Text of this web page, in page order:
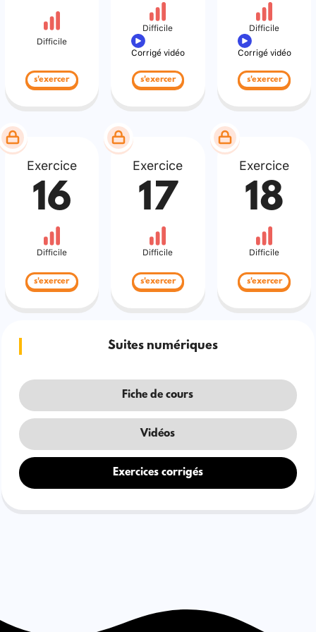
Difficile
s'exercer
Difficile
Corrigé vidéo
s'exercer
Difficile
Corrigé vidéo
s'exercer
Exercice
16
Difficile
s'exercer
Exercice
17
Difficile
s'exercer
Exercice
18
Difficile
s'exercer
Suites numériques
Fiche de cours
Vidéos
Exercices corrigés